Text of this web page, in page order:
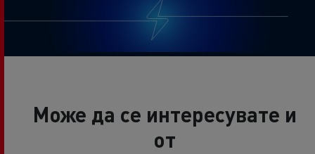
Може да се интересувате и
от